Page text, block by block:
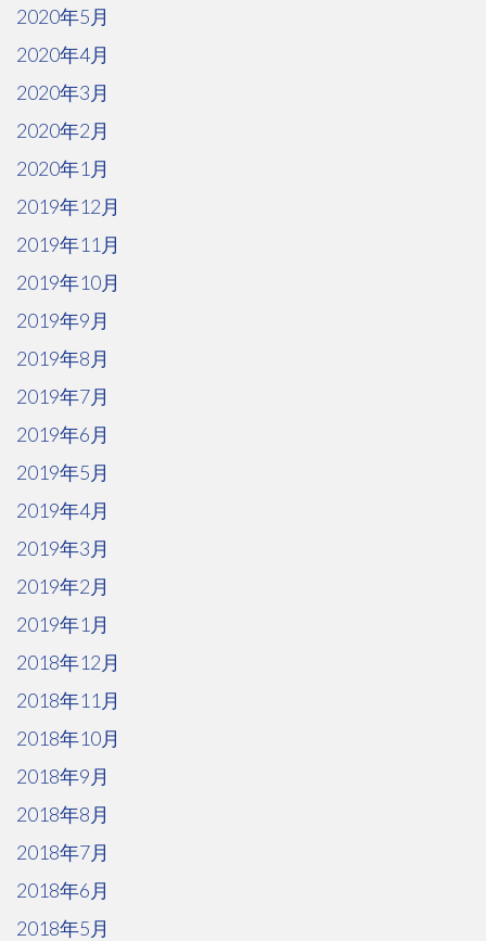
2020年5月
2020年4月
2020年3月
2020年2月
2020年1月
2019年12月
2019年11月
2019年10月
2019年9月
2019年8月
2019年7月
2019年6月
2019年5月
2019年4月
2019年3月
2019年2月
2019年1月
2018年12月
2018年11月
2018年10月
2018年9月
2018年8月
2018年7月
2018年6月
2018年5月